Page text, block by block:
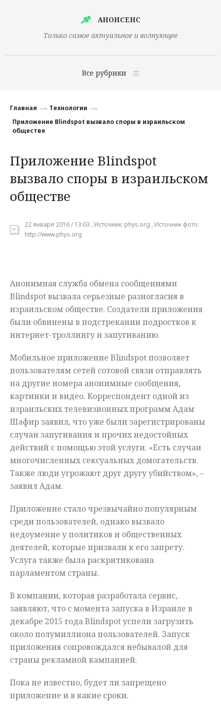
АНОНСЕНС
Только самое актуальное и волнующее
Все рубрики
Финансы
Наука
Культура
Общество
Мнения
Главная
Технологии
Приложение Blindspot вызвало споры в израильском
обществе
Приложение Blindspot
вызвало споры в израильском
обществе
22 января 2016 / 13:03 , Источник: phys.org , Источник фото:
http://www.phys.org
Анонимная служба обмена сообщениями
Blindspot вызвала серьезные разногласия в
израильском обществе. Создатели приложения
были обвинены в подстрекании подростков к
интернет-троллингу и запугиванию.
Мобильное приложение Blindspot позволяет
пользователям сетей сотовой связи отправлять
на другие номера анонимные сообщения,
картинки и видео. Корреспондент одной из
израильских телевизионных программ Адам
Шафир заявил, что уже были зарегистрированы
случаи запугивания и прочих недостойных
действий с помощью этой услуги. «Есть случаи
многочисленных сексуальных домогательств.
Также люди угрожают друг другу убийством», –
заявил Адам.
Приложение стало чрезвычайно популярным
среди пользователей, однако вызвало
недоумение у политиков и общественных
деятелей, которые призвали к его запрету.
Услуга также была раскритикована
парламентом страны.
В компании, которая разработала сервис,
заявляют, что с момента запуска в Израиле в
декабре 2015 года Blindspot успели загрузить
около полумиллиона пользователей. Запуск
приложения сопровождался небывалой для
страны рекламной кампанией.
Пока не известно, будет ли запрещено
приложение и в какие сроки.